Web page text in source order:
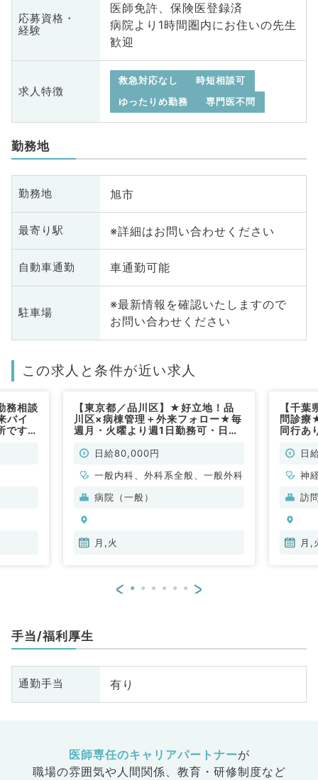
応募資格・
経験
医師免許、保険医登録済
病院より1時間圏内にお住いの先生
歓迎
求人特徴
救急対応なし
時短相談可
ゆったりめ勤務
専門医不問
勤務地
勤務地 旭市
最寄り駅 ※詳細はお問い合わせください
自動車通勤 車通勤可能
駐車場
※最新情報を確認いたしますので
お問い合わせください
この求人と条件が近い求人
務相談
バイ
です
【東京都／品川区】★好立地！品
川区×病棟管理＋外来フォロー★毎
週月・火曜より週1日勤務可・日給
目不問（内科系・外科系／非常勤）
日給80,000円
一般内科、外科系全般、一般外科
病院（一般）
月,火
【千
問診療
同行あ
／非常
日
神
科
訪
月,
< >
手当/福利厚生
通勤手当 有り
医師専任のキャリアパートナーが
職場の雰囲気や人間関係、 教育・研修制度など